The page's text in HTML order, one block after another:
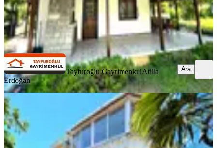
Tayfuroğlu Gayrimenkul Atilla Erdoğan
Ara
Tayfuroğlu GayrimenkulAtilla
Erdoğan
Ara
YENİ
Şile Kumbaba Caddesi Üzerinde
Kiralık 3+1 Müstakil Villa
Şile, Kumbaba Mahallesi